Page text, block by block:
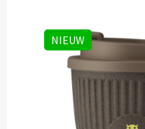
NIEUW